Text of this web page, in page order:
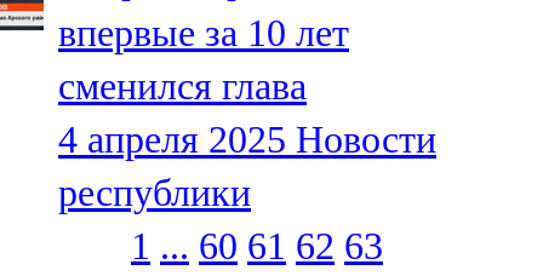
впервые за 10 лет
сменился глава
4 апреля 2025 Новости
республики
1 ... 60 61 62 63